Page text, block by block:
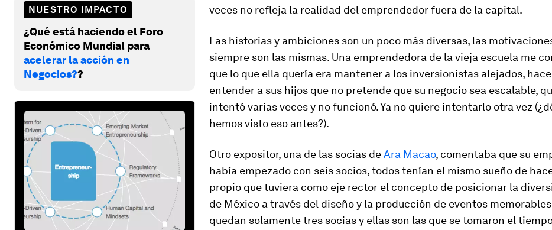
NUESTRO IMPACTO
¿Qué está haciendo el Foro
Económico Mundial para
acelerar la acción en
Negocios??
veces no refleja la realidad del emprendedor fuera de la capital.
Las historias y ambiciones son un poco más diversas, las
siempre son las mismas. Una emprendedora de la vieja escuela me
que lo que ella quería era mantener a los inversionistas alejados,
entender a sus hijos que no pretende que su negocio sea escalable,
intentó varias veces y no funcionó. Ya no quiere intentarlo otra vez
hemos visto eso antes?).
Otro expositor, una de las socias deAra Macao, comentaba que su
había empezado con seis socios, todos tenían el mismo sueño de
propio que tuviera como eje rector el concepto de posicionar la
de México a través del diseño y la producción de eventos
quedan solamente tres socias y ellas son las que se tomaron el